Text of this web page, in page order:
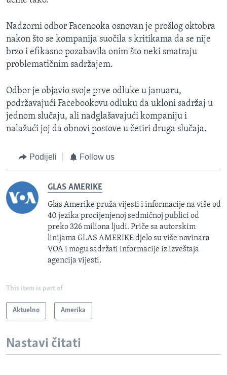
Nadzorni odbor Facenooka osnovan je prošlog oktobra
nakon što se kompanija suočila s kritikama da se nije
brzo i efikasno pozabavila onim što neki smatraju
problematičnim sadržajem.
Odbor je objavio svoje prve odluke u januaru,
podržavajući Facebookovu odluku da ukloni sadržaj u
jednom slučaju, ali nadglašavajući kompaniju i
nalažući joj da obnovi postove u četiri druga slučaja.
Podijeli Follow us
GLAS AMERIKE
Glas Amerike pruža vijesti i informacije na više od
40 jezika procijenjenoj sedmičnoj publici od
preko 326 miliona ljudi. Priče sa autorskim
linijama GLAS AMERIKE djelo su više novinara
VOA i mogu sadržati informacije iz izveštaja
agencija vijesti.
This item is part of
Aktuelno Amerika
Nastavi čitati